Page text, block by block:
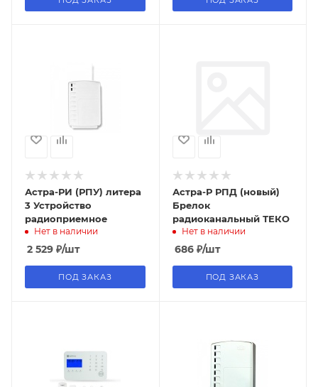
Астра-РИ (РПУ) литера
3 Устройство
радиоприемное
Нет в наличии
2 529 ₽/шт
ПОД ЗАКАЗ
Астра-Р РПД (новый)
Брелок
радиоканальный ТЕКО
Нет в наличии
686₽/шт
ПОД ЗАКАЗ